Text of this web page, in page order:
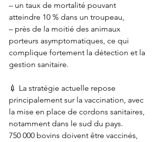
– un taux de mortalité pouvant
atteindre 10 % dans un troupeau,
– près de la moitié des animaux
porteurs asymptomatiques, ce qui
complique fortement la détection et la
gestion sanitaire.
💉 La stratégie actuelle repose
principalement sur la vaccination, avec
la mise en place de cordons sanitaires,
notamment dans le sud du pays.
750 000 bovins doivent être vaccinés,